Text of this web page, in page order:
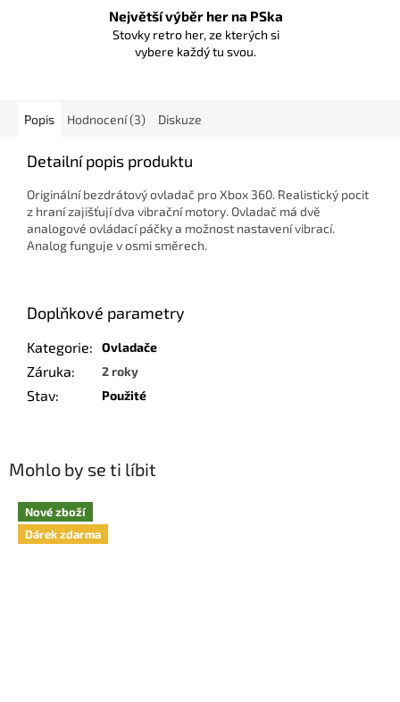
Největší výběr her na PSka
Stovky retro her, ze kterých si
vybere každý tu svou.
Mohlo by se ti líbit
Nové zboží
Dárek zdarma
Popis Hodnocení (3) Diskuze
Detailní popis produktu
Originální bezdrátový ovladač pro Xbox 360. Realistický pocit
z hraní zajišťují dva vibrační motory. Ovladač má dvě
analogové ovládací páčky a možnost nastavení vibrací.
Analog funguje v osmi směrech.
Doplňkové parametry
Kategorie: Ovladače
Záruka: 2 roky
Stav: Použité